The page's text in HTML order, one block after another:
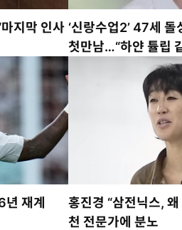
지막 인사 ‘신랑수업2’ 47세
첫만남…“하얀 튤립
재계
홍진경 “삼전닉스,
천 전문가에 분노